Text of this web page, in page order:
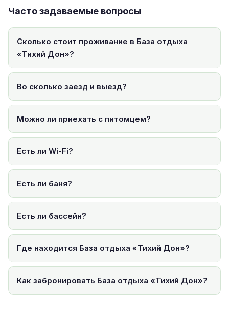
Часто задаваемые вопросы
Сколько стоит проживание в База отдыха
«Тихий Дон»?
Во сколько заезд и выезд?
Можно ли приехать с питомцем?
Есть ли Wi-Fi?
Есть ли баня?
Есть ли бассейн?
Где находится База отдыха «Тихий Дон»?
Как забронировать База отдыха «Тихий Дон»?